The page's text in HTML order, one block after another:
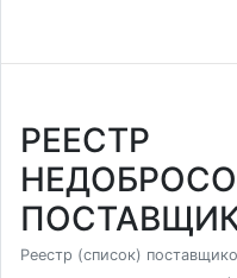
РЕЕСТР
Реестр (список)